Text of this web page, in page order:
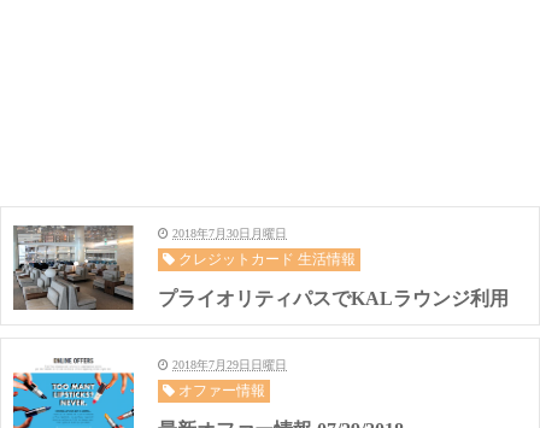
2018年7月30日月曜日
クレジットカード 生活情報
プライオリティパスでKALラウンジ利用
2018年7月29日日曜日
オファー情報